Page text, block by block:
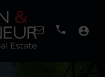
account_circle